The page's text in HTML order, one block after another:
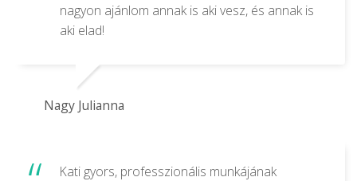
nagyon ajánlom annak is aki vesz, és annak is
aki elad!
Nagy Julianna
Kati gyors, professzionális munkájának